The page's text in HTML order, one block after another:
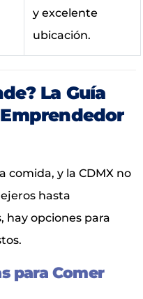
y excelente
ubicación.
La Guía
comida, y la CDMX no
hasta
hay opciones para
para Comer